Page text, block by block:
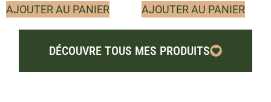
AJOUTER AU PANIER AJOUTER AU PANIER
DÉCOUVRE TOUS MES PRODUITS